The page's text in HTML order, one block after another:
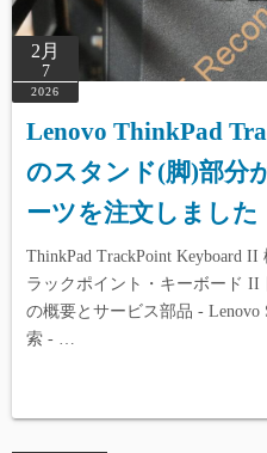
2月
7
2026
Lenovo ThinkPad
のスタンド(脚)部分
ーツを注文しました
ThinkPad TrackPoint Keyboard II
ラックポイント・キーボード II
の概要とサービス部品 - Lenovo
索 - …